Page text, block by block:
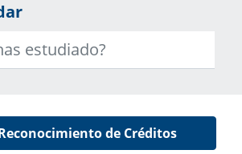
de Créditos